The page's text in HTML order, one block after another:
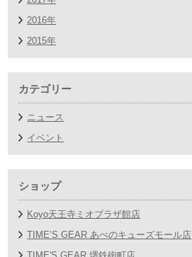
2016年
2015年
カテゴリー
ニュース
イベント
ショップ
Koyo天王寺ミオプラザ館店
TIME’S GEAR あべのキューズモール店